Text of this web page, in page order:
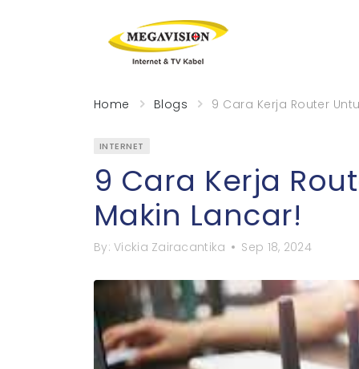
Home Blogs 9 Cara Kerja Router
INTERNET
9 Cara Kerja
Makin Lancar!
By:Vickia Zairacantika Sep 18, 2024